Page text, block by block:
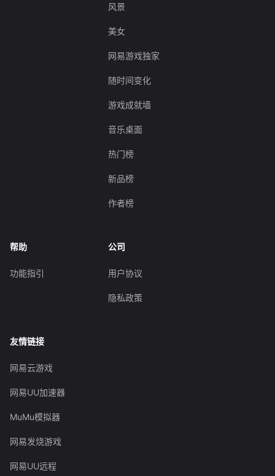
风景
美女
网易游戏独家
随时间变化
游戏成就墙
音乐桌面
热门榜
新品榜
作者榜
帮助
功能指引
公司
用户协议
隐私政策
友情链接
网易云游戏
网易UU加速器
MuMu模拟器
网易发烧游戏
网易UU远程